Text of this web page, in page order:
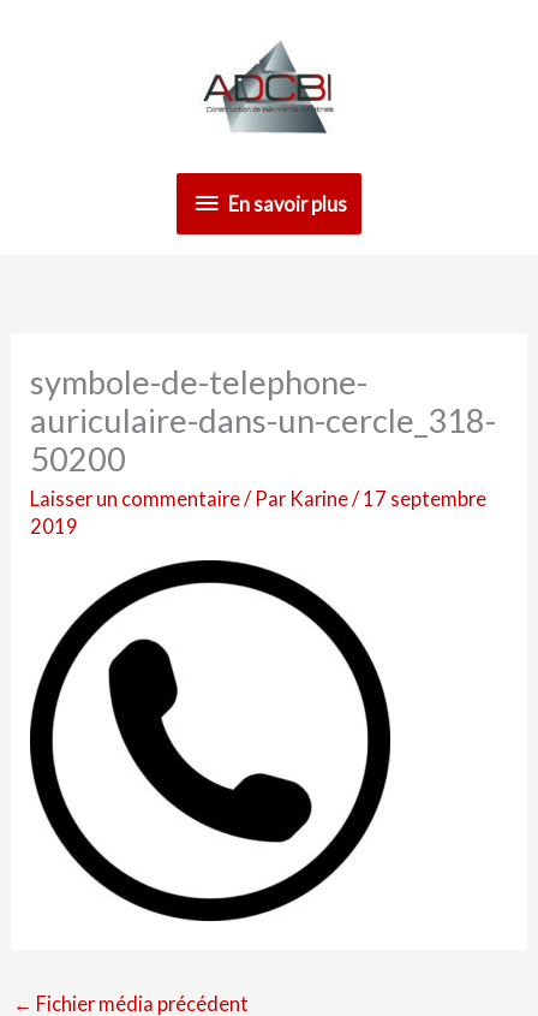
savoir
En savoir plus
symbole-de-telephone-
auriculaire-dans-un-cercle_318-
50200
Laisser un commentaire/ Par Karine/ 17 septembre
2019
← Fichier média précédent